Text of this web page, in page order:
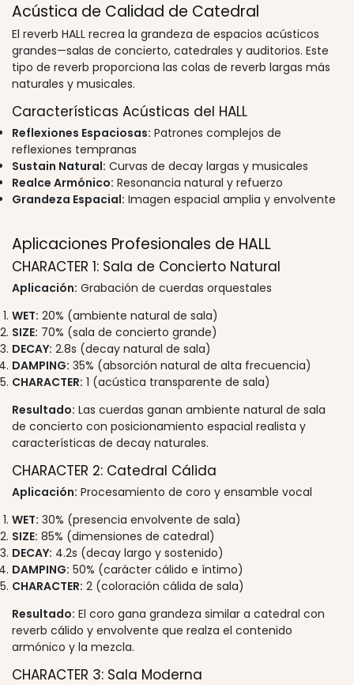
Acústica de Calidad de Catedral
El reverb HALL recrea la grandeza de espacios acústicos
grandes—salas de concierto, catedrales y auditorios. Este
tipo de reverb proporciona las colas de reverb largas más
naturales y musicales.
Características Acústicas del HALL
Reflexiones Espaciosas: Patrones complejos de
reflexiones tempranas
Sustain Natural: Curvas de decay largas y musicales
Realce Armónico: Resonancia natural y refuerzo
Grandeza Espacial: Imagen espacial amplia y envolvente
Aplicaciones Profesionales de HALL
CHARACTER 1: Sala de Concierto Natural
Aplicación: Grabación de cuerdas orquestales
WET: 20% (ambiente natural de sala)
SIZE: 70% (sala de concierto grande)
DECAY: 2.8s (decay natural de sala)
DAMPING: 35% (absorción natural de alta frecuencia)
CHARACTER: 1 (acústica transparente de sala)
Resultado: Las cuerdas ganan ambiente natural de sala
de concierto con posicionamiento espacial realista y
características de decay naturales.
CHARACTER 2: Catedral Cálida
Aplicación: Procesamiento de coro y ensamble vocal
WET: 30% (presencia envolvente de sala)
SIZE: 85% (dimensiones de catedral)
DECAY: 4.2s (decay largo y sostenido)
DAMPING: 50% (carácter cálido e íntimo)
CHARACTER: 2 (coloración cálida de sala)
Resultado: El coro gana grandeza similar a catedral con
reverb cálido y envolvente que realza el contenido
armónico y la mezcla.
CHARACTER 3: Sala Moderna